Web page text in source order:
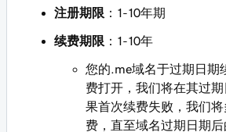
注册期限 ：1-10年期
续费期限 ：1-10年
您的.me域名于过期日期
费打开，我们将在其过
果首次续费失败，我们
费，直至域名过期日期后